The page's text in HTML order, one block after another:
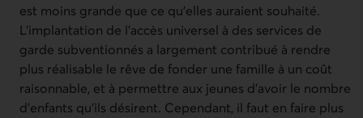
est moins grande que ce qu’elles auraient souhaité.
L’implantation de l’accès universel à des services de
garde subventionnés a largement contribué à rendre
plus réalisable le rêve de fonder une famille à un coût
raisonnable, et à permettre aux jeunes d’avoir le nombre
d’enfants qu’ils désirent. Cependant, il faut en faire plus